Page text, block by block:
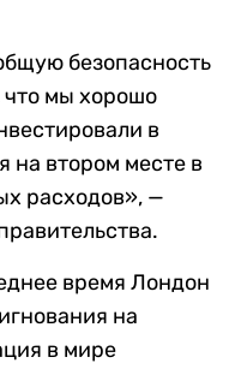
безопасность
что мы хорошо
в
на втором месте в
расходов», —
время Лондон
на
в мире